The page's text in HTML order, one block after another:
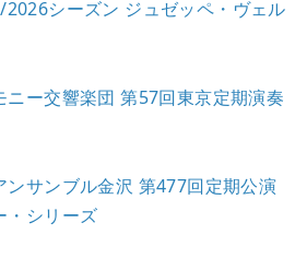
シーズン ジュゼッペ・ヴェル
ニー交響楽団 第57回東京定期演奏
ンサンブル金沢 第477回定期公演
・シリーズ